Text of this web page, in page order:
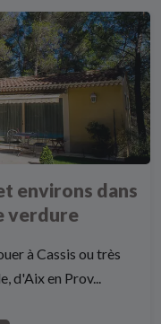
environs dans
verdure
à Cassis ou très
d'Aix en Prov...